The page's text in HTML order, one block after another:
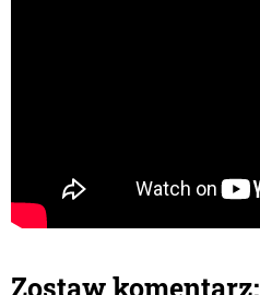
Zostaw komentarz: